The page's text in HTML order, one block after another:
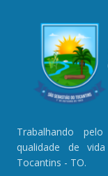
Trabalhando
qualidade de
Tocantins - TO.